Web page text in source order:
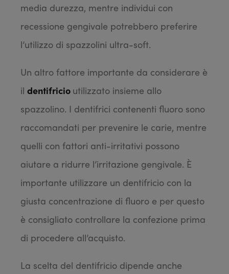
media durezza, mentre individui con
recessione gengivale potrebbero preferire
l’utilizzo di spazzolini ultra-soft.
Un altro fattore importante da considerare è
il dentifricio utilizzato insieme allo
spazzolino. I dentifrici contenenti fluoro sono
raccomandati per prevenire le carie, mentre
quelli con fattori anti-irritativi possono
aiutare a ridurre l’irritazione gengivale. È
importante utilizzare un dentifricio con la
giusta concentrazione di fluoro e per questo
è consigliato controllare la confezione prima
di procedere all’acquisto.
La scelta del dentifricio dipende anche